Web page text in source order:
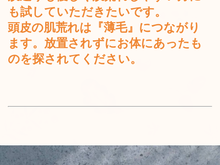
も試していただきたいです。
頭皮の肌荒れは『薄毛』につながり
ます。放置されずにお体にあったも
のを探されてください。